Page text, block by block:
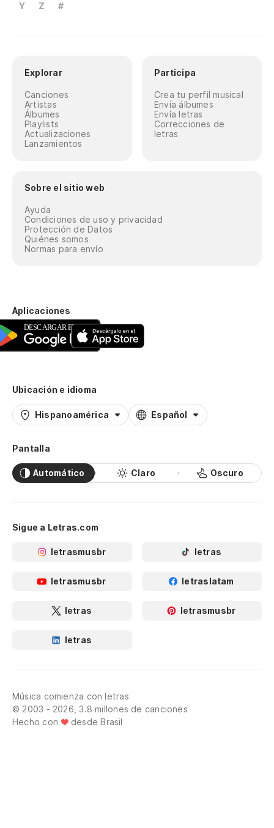
Y
Z #
Explorar
Canciones
Artistas
Álbumes
Playlists
Actualizaciones
Lanzamientos
Participa
Crea tu perfil musical
Envía álbumes
Envía letras
Correcciones de
letras
Sobre el sitio web
Ayuda
Condiciones de uso y privacidad
Protección de Datos
Quiénes somos
Normas para envío
Aplicaciones
Ubicación e idioma
Hispanoamérica Español
Pantalla
Automático Claro Oscuro
Sigue a Letras.com
letrasmusbr letras
letrasmusbr letraslatam
letras letrasmusbr
letras
Música comienza con letras
© 2003 - 2026, 3.8 millones de canciones
Hecho con
desde Brasil